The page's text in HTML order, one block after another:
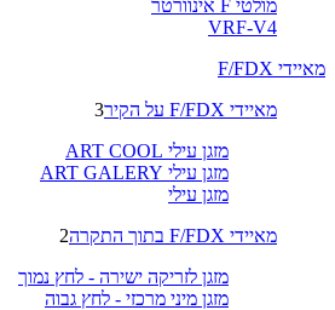
מולטי F אינוורטר
VRF-V4
מאיידי F/FDX
מאיידי F/FDX על הקיר
3
מזגן עילי ART COOL
מזגן עילי ART GALERY
מזגן עילי
מאיידי F/FDX בתוך התקרה
2
מזגן לזריקה ישירה - לחץ נמוך
מזגן מיני מרכזי - לחץ גבוה